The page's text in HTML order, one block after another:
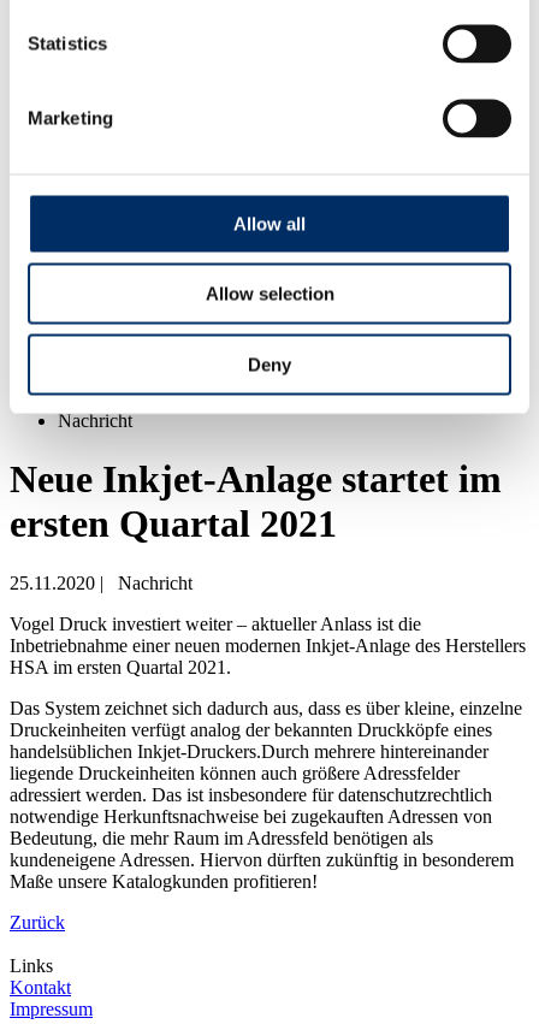
Statistics
Marketing
Allow all
Allow selection
Deny
Service
Adressmanagement
Verkauf
Auftragsmanagement
Druckanfrage
Aktuelles
Nachricht
Neue Inkjet-Anlage startet im
ersten Quartal 2021
25.11.2020 |
Nachricht
Vogel Druck investiert weiter – aktueller Anlass ist die
Inbetriebnahme einer neuen modernen Inkjet-Anlage des Herstellers
HSA im ersten Quartal 2021.
Das System zeichnet sich dadurch aus, dass es über kleine, einzelne
Druckeinheiten verfügt analog der bekannten Druckköpfe eines
handelsüblichen Inkjet-Druckers.Durch mehrere hintereinander
liegende Druckeinheiten können auch größere Adressfelder
adressiert werden. Das ist insbesondere für datenschutzrechtlich
notwendige Herkunftsnachweise bei zugekauften Adressen von
Bedeutung, die mehr Raum im Adressfeld benötigen als
kundeneigene Adressen. Hiervon dürften zukünftig in besonderem
Maße unsere Katalogkunden profitieren!
Zurück
Links
Kontakt
Impressum